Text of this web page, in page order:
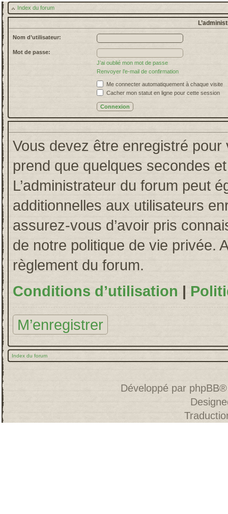
Index du forum
Nom d’utilisateur:
Mot de passe:
J’ai oublié mon mot de passe
Renvoyer l’e-mail de confirmation
Me connecter automatiquement à chaque visite
Cacher mon statut en ligne pour cette session
Vous devez être enregistré pour
prend que quelques secondes
L’administrateur du forum peut
additionnelles aux utilisateurs
assurez-vous d’avoir pris
de notre politique de vie privée.
règlement du forum.
Conditions d’utilisation |
M’enregistrer
Index du forum
Développé par phpBB®